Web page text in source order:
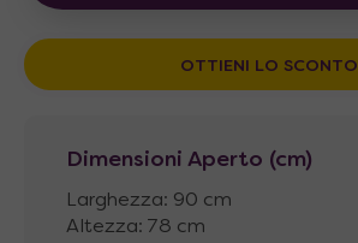
OTTIENI LO SCONTO
Dimensioni Aperto (cm)
Larghezza: 90 cm
Altezza: 78 cm